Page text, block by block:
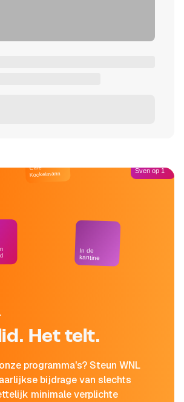
Het telt.
programma's? Steun WNL
bijdrage van slechts
minimale verplichte
Café
Kockelmann
In de
kantine
Sven op 1